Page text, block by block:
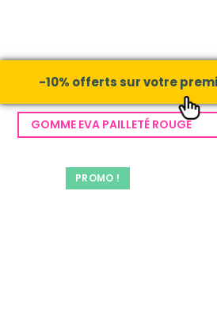
-10% offerts sur votre
PROMO !
GOMME EVA PAILLETÉ ROUGE